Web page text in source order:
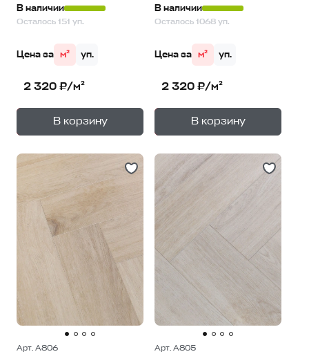
В наличии
Осталось 151 уп.
Цена за м² уп.
2 320 ₽/м²
В корзину
— 1уп.
В наличии
Осталось 1068 уп.
Цена за м² уп.
2 320 ₽/м²
В корзину
— 1уп.
Арт. A806 Арт. A805